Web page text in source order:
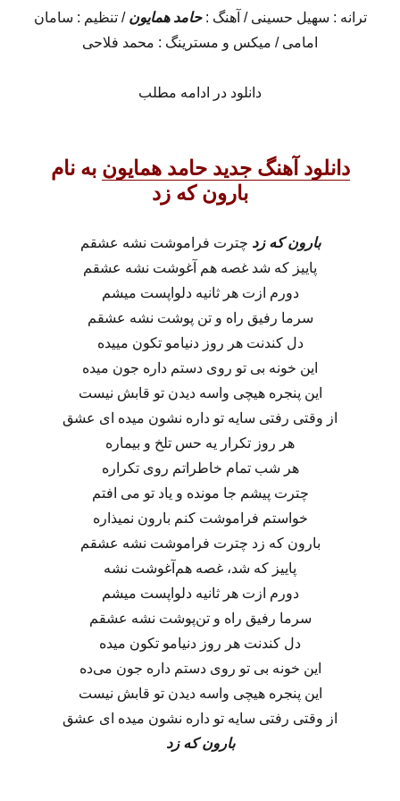
ترانه : سهیل حسینی / آهنگ :حامد همایون / تنظیم : سامان
امامی / میکس و مسترینگ : محمد فلاحی
دانلود در ادامه مطلب
دانلود آهنگ جدید حامد همایون به نام
بارون که زد
بارون که زد چترت فراموشت نشه عشقم
پاییز که شد غصه هم‌ آغوشت نشه عشقم
دورم ازت هر ثانیه دلواپست میشم
سرما رفیق راه و تن پوشت نشه عشقم
دل کندنت هر روز دنیامو تکون مییده
این خونه بی تو روی دستم داره جون میده
این پنجره هیچی واسه دیدن تو قابش نیست
از وقتی رفتی سایه تو داره نشون میده ای عشق
هر روز تکرار یه حس تلخ و بیماره
هر شب تمام خاطراتم روی تکراره
چترت پیشم جا مونده و یاد تو می افتم
خواستم فراموشت کنم بارون نمیذاره
بارون که زد چترت فراموشت نشه عشقم
پاییز که شد، غصه هم‌آغوشت نشه
دورم ازت هر ثانیه دلواپست میشم
سرما رفیق راه و تن‌پوشت نشه عشقم
دل کندنت هر روز دنیامو تکون میده
این خونه بی تو روی دستم داره جون می‌ده
این پنجره هیچی واسه دیدن تو قابش نیست
از وقتی رفتی سایه تو داره نشون میده ای عشق
بارون که زد